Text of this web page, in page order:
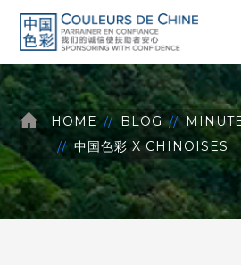
HOME BLOG
中国色彩 X CHINOISES